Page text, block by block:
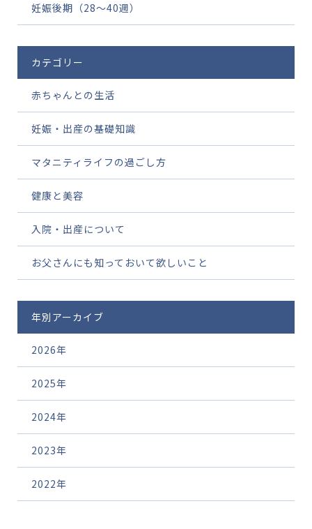
妊娠後期（28〜40週）
カテゴリー
赤ちゃんとの生活
妊娠・出産の基礎知識
マタニティライフの過ごし方
健康と美容
入院・出産について
お父さんにも知っておいて欲しいこと
年別アーカイブ
2026年
2025年
2024年
2023年
2022年